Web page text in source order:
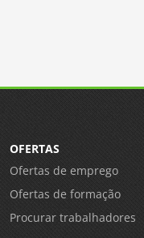
OFERTAS
Ofertas de emprego
Ofertas de formação
Procurar trabalhadores